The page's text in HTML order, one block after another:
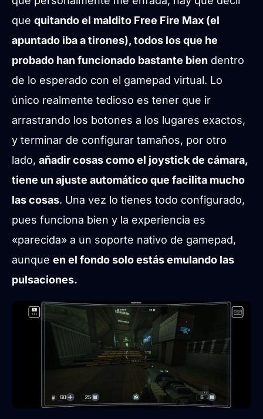
que quitando el maldito Free Fire Max (el
apuntado iba a tirones), todos los que he
probado han funcionado bastante bien dentro
de lo esperado con el gamepad virtual. Lo
único realmente tedioso es tener que ir
arrastrando los botones a los lugares exactos,
y terminar de configurar tamaños, por otro
lado, añadir cosas como el joystick de cámara,
tiene un ajuste automático que facilita mucho
las cosas. Una vez lo tienes todo configurado,
pues funciona bien y la experiencia es
«parecida» a un soporte nativo de gamepad,
aunque en el fondo solo estás emulando las
pulsaciones.